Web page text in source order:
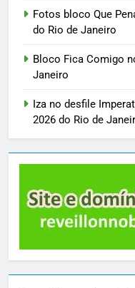
Fotos bloco Que
do Rio de Janeiro
Bloco Fica Comigo
Janeiro
Iza no desfile
2026 do Rio de